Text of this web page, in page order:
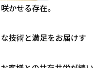
かせる存在。
技術と満足をお届けす